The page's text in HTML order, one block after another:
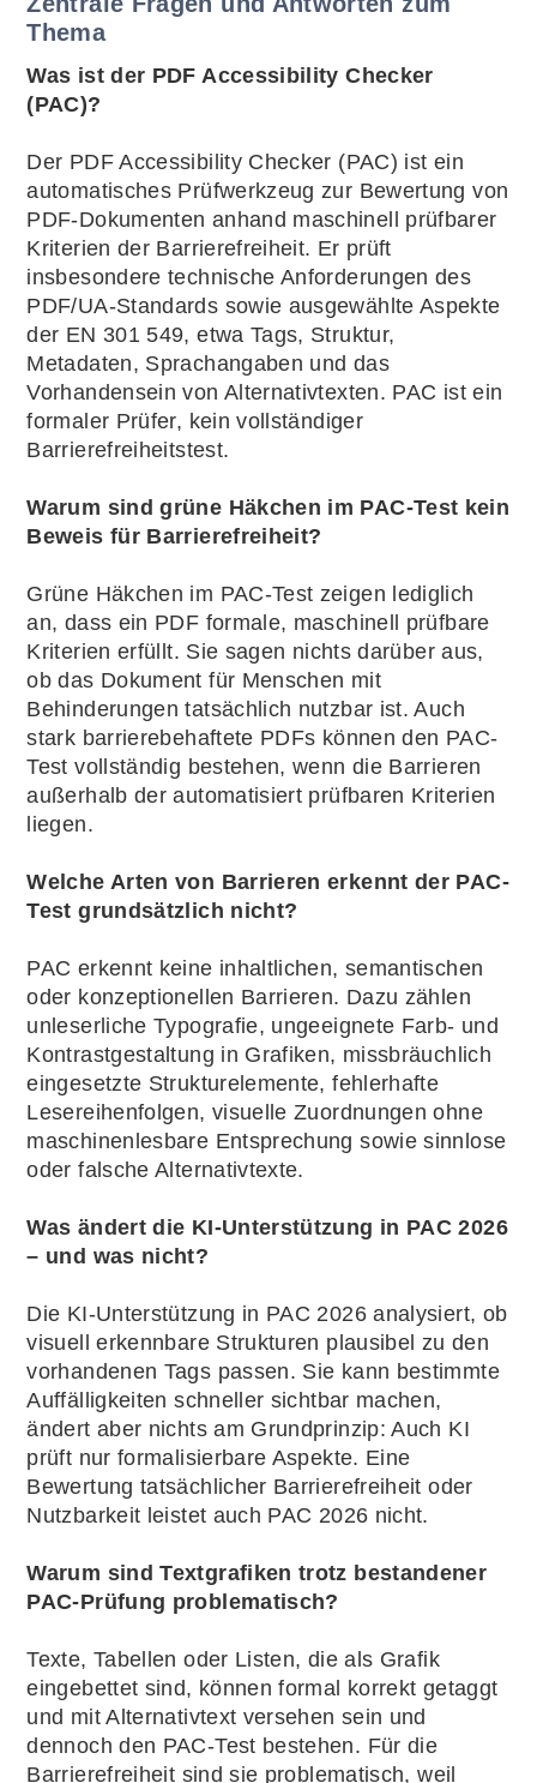
Thema
Was ist der PDF Accessibility Checker
(PAC)?
Der PDF Accessibility Checker (PAC) ist ein
automatisches Prüfwerkzeug zur Bewertung von
PDF-Dokumenten anhand maschinell prüfbarer
Kriterien der Barrierefreiheit. Er prüft
insbesondere technische Anforderungen des
PDF/UA-Standards sowie ausgewählte Aspekte
der EN 301 549, etwa Tags, Struktur,
Metadaten, Sprachangaben und das
Vorhandensein von Alternativtexten. PAC ist ein
formaler Prüfer, kein vollständiger
Barrierefreiheitstest.
Warum sind grüne Häkchen im PAC-Test kein
Beweis für Barrierefreiheit?
Grüne Häkchen im PAC-Test zeigen lediglich
an, dass ein PDF formale, maschinell prüfbare
Kriterien erfüllt. Sie sagen nichts darüber aus,
ob das Dokument für Menschen mit
Behinderungen tatsächlich nutzbar ist. Auch
stark barrierebehaftete PDFs können den PAC-
Test vollständig bestehen, wenn die Barrieren
außerhalb der automatisiert prüfbaren Kriterien
liegen.
Welche Arten von Barrieren erkennt der PAC-
Test grundsätzlich nicht?
PAC erkennt keine inhaltlichen, semantischen
oder konzeptionellen Barrieren. Dazu zählen
unleserliche Typografie, ungeeignete Farb- und
Kontrastgestaltung in Grafiken, missbräuchlich
eingesetzte Strukturelemente, fehlerhafte
Lesereihenfolgen, visuelle Zuordnungen ohne
maschinenlesbare Entsprechung sowie sinnlose
oder falsche Alternativtexte.
Was ändert die KI-Unterstützung in PAC 2026
– und was nicht?
Die KI-Unterstützung in PAC 2026 analysiert, ob
visuell erkennbare Strukturen plausibel zu den
vorhandenen Tags passen. Sie kann bestimmte
Auffälligkeiten schneller sichtbar machen,
ändert aber nichts am Grundprinzip: Auch KI
prüft nur formalisierbare Aspekte. Eine
Bewertung tatsächlicher Barrierefreiheit oder
Nutzbarkeit leistet auch PAC 2026 nicht.
Warum sind Textgrafiken trotz bestandener
PAC-Prüfung problematisch?
Texte, Tabellen oder Listen, die als Grafik
eingebettet sind, können formal korrekt getaggt
und mit Alternativtext versehen sein und
dennoch den PAC-Test bestehen. Für die
Barrierefreiheit sind sie problematisch, weil